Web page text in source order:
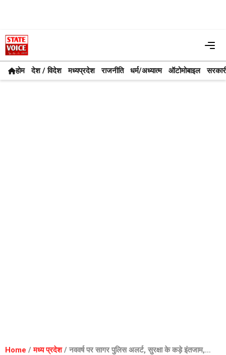
Skip
to
content
होम देश / विदेश मध्यप्रदेश राजनीति धर्म/अध्यात्म ऑटोमोबाइल
Home /मध्य प्रदेश/ नववर्ष पर सागर पुलिस अलर्ट, सुरक्षा के कड़े इंतजाम,